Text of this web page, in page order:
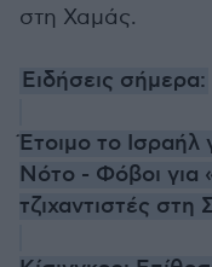
στη Χαμάς.
Ειδήσεις σήμερα:
Έτοιμο το Ισραήλ
Νότο - Φόβοι για
τζιχαντιστές στη